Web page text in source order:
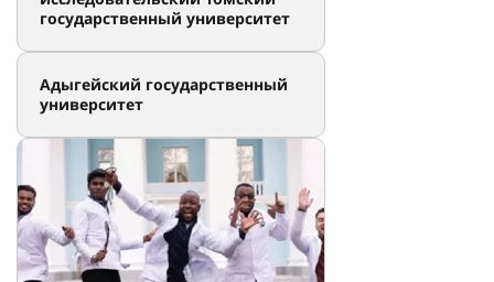
Национальный
исследовательский Томский
государственный университет